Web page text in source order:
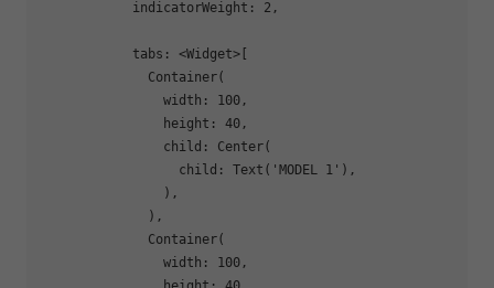
            indicatorWeight:
2 ,
            tabs: <Widget>[
              Container(
                width:
100 ,
                height:
40 ,
                child: Center(
                  child: Text(
'MODEL 1' ),
                ),
              ),
              Container(
                width:
100 ,